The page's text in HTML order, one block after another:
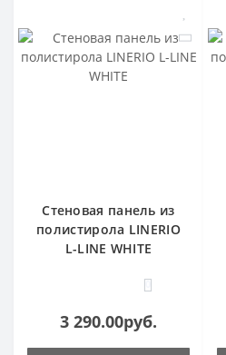
Стеновая панель из
полистирола LINERIO
L-LINE WHITE
0
3 290.00руб.